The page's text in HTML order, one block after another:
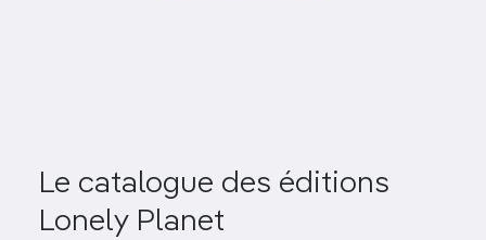
Le catalogue des éditions
Lonely Planet